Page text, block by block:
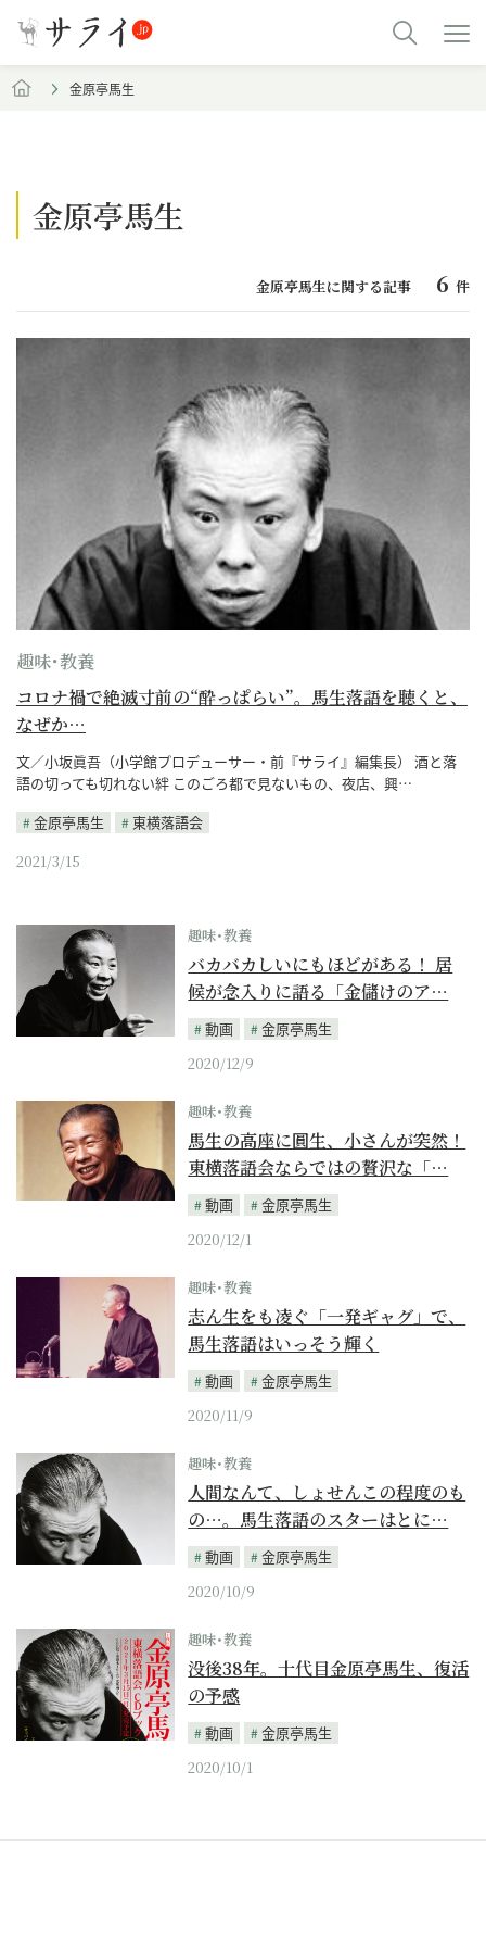
金原亭馬生
金原亭馬生
金原亭馬生に関する記事 6 件
趣味･教養
コロナ禍で絶滅寸前の“酔っぱらい”。馬生落語を聴くと、
なぜか…
文／小坂眞吾（小学館プロデューサー・前『サライ』編集長） 酒と落
語の切っても切れない絆 このごろ都で見ないもの、夜店、興…
金原亭馬生
東横落語会
2021/3/15
趣味･教養
バカバカしいにもほどがある！ 居
候が念入りに語る「金儲けのア…
動画
金原亭馬生
2020/12/9
趣味･教養
馬生の高座に圓生、小さんが突然！
東横落語会ならではの贅沢な「…
動画
金原亭馬生
2020/12/1
趣味･教養
志ん生をも凌ぐ「一発ギャグ」で、
馬生落語はいっそう輝く
動画
金原亭馬生
2020/11/9
趣味･教養
人間なんて、しょせんこの程度のも
の…。馬生落語のスターはとに…
動画
金原亭馬生
2020/10/9
趣味･教養
没後38年。十代目金原亭馬生、復活
の予感
動画
金原亭馬生
2020/10/1